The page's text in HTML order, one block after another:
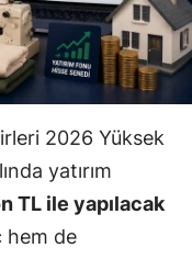
2026 Yüksek
yatırım
TL ile yapılacak
hem de